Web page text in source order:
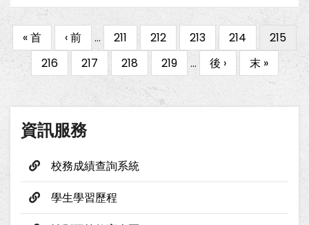
Pagination
First
page
« 首
Previous
page
‹ 前 … Page
211 Page
212 Page
213 Page
214
目
前
頁
面
215
Page
216 Page
217 Page
218 Page
219 …
下
一
後 ›
Last
page
末 »
資訊服務
校務成績查詢系統
學生學習歷程